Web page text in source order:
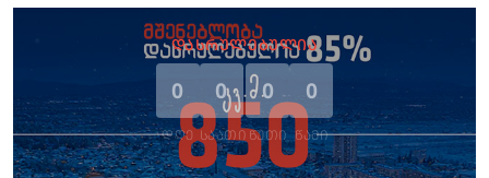
ᲓᲐᲡᲠᲣᲚᲔᲑᲣᲚᲘᲐ
0
ᲓᲦᲔ
0
ᲡᲐᲐᲗᲘ
0
ᲬᲣᲗᲘ
0
ᲬᲐᲛᲘ